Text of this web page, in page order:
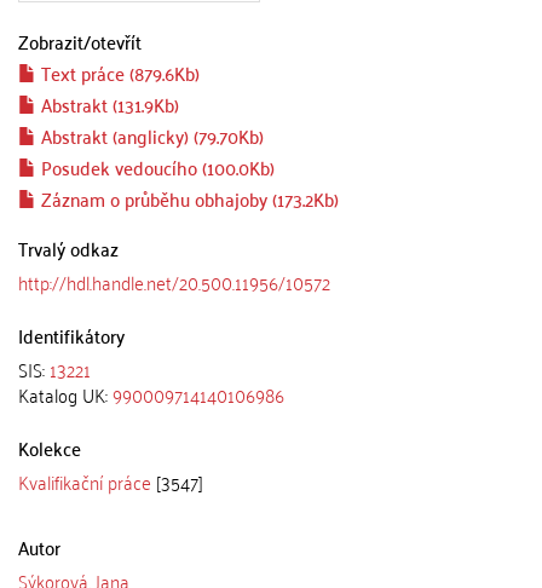
Zobrazit/otevřít
Text práce (879.6Kb)
Abstrakt (131.9Kb)
Abstrakt (anglicky) (79.70Kb)
Posudek vedoucího (100.0Kb)
Záznam o průběhu obhajoby (173.2Kb)
Trvalý odkaz
http://hdl.handle.net/20.500.11956/10572
Identifikátory
SIS:13221
Katalog UK:990009714140106986
Kolekce
Kvalifikační práce [3547]
Autor
Sýkorová, Jana